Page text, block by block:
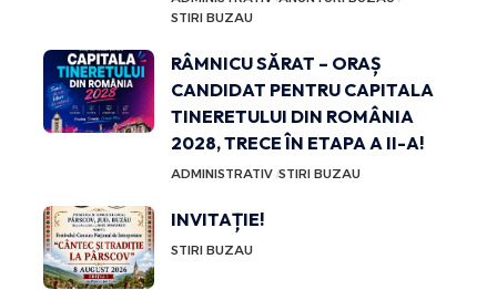
STIRI BUZAU
RÂMNICU SĂRAT – ORAȘ
CANDIDAT PENTRU CAPITALA
TINERETULUI DIN ROMÂNIA
2028, TRECE ÎN ETAPA A II-A!
ADMINISTRATIV STIRI BUZAU
INVITAȚIE!
STIRI BUZAU